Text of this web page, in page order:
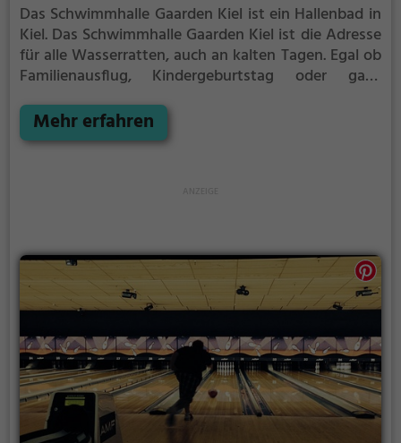
Das Schwimmhalle Gaarden Kiel ist ein Hallenbad in
Kiel. Das Schwimmhalle Gaarden Kiel ist die Adresse
für alle Wasserratten, auch an kalten Tagen. Egal ob
Familienausflug, Kindergeburtstag oder ganz
Kiel kommt jeder auf seine Kosten.
Mehr erfahren